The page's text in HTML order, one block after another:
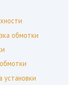
обмотки
установки